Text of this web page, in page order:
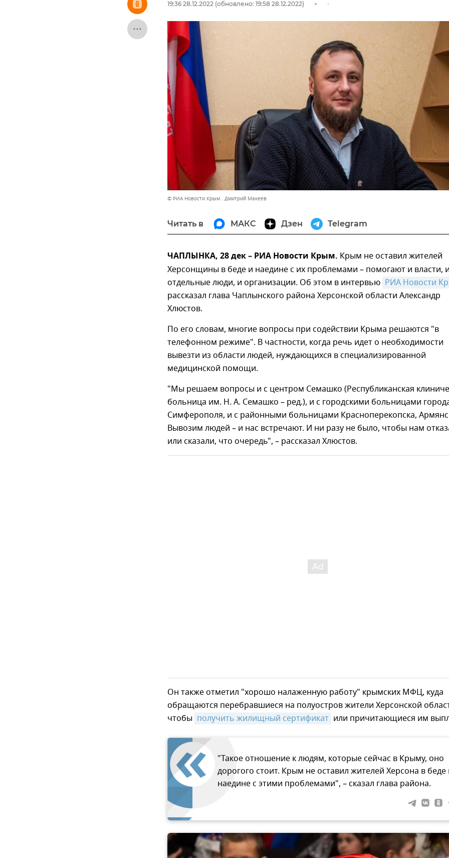
19:36 28.12.2022 (обновлено: 19:58 28.12.2022)
© РИА Новости Крым . Дмитрий Макеев
Читать в МАКС Дзен Telegram
ЧАПЛЫНКА, 28 дек – РИА Новости Крым. Крым не оставил жителей
Херсонщины в беде и наедине с их проблемами – помогают и власти,
отдельные люди, и организации. Об этом в интервью РИА Новости
рассказал глава Чаплынского района Херсонской области Александр
Хлюстов.
По его словам, многие вопросы при содействии Крыма решаются "в
телефонном режиме". В частности, когда речь идет о необходимости
вывезти из области людей, нуждающихся в специализированной
медицинской помощи.
"Мы решаем вопросы и с центром Семашко (Республиканская
больница им. Н. А. Семашко – ред.), и с городскими больницами
Симферополя, и с районными больницами Красноперекопска,
Вывозим людей – и нас встречают. И ни разу не было, чтобы нам
или сказали, что очередь", – рассказал Хлюстов.
Он также отметил "хорошо налаженную работу" крымских МФЦ, куда
обращаются перебравшиеся на полуостров жители Херсонской
чтобы получить жилищный сертификат или причитающиеся им
"Такое отношение к людям, которые сейчас в Крыму, оно
дорогого стоит. Крым не оставил жителей Херсона в беде
наедине с этими проблемами", – сказал глава района.